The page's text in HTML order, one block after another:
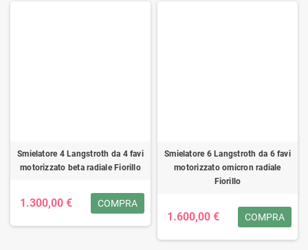
Smielatore 4 Langstroth da 4 favi
motorizzato beta radiale Fiorillo
1.300,00 € COMPRA
Smielatore 6 Langstroth da 6 favi
motorizzato omicron radiale
Fiorillo
1.600,00 € COMPRA